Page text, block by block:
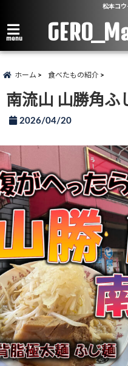
松本コウ
menu
ホーム 食べたもの紹介
南流山 山勝角ふ
2026/04/20